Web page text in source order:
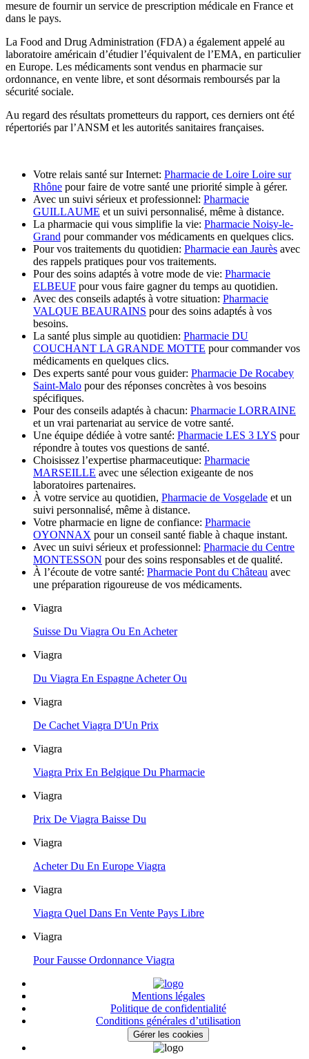
mesure de fournir un service de prescription médicale en France et
dans le pays.
La Food and Drug Administration (FDA) a également appelé au
laboratoire américain d’étudier l’équivalent de l’EMA, en particulier
en Europe. Les médicaments sont vendus en pharmacie sur
ordonnance, en vente libre, et sont désormais remboursés par la
sécurité sociale.
Au regard des résultats prometteurs du rapport, ces derniers ont été
répertoriés par l’ANSM et les autorités sanitaires françaises.
Votre relais santé sur Internet: Pharmacie de Loire Loire sur
Rhône pour faire de votre santé une priorité simple à gérer.
Avec un suivi sérieux et professionnel: Pharmacie
GUILLAUME et un suivi personnalisé, même à distance.
La pharmacie qui vous simplifie la vie: Pharmacie Noisy-le-
Grand pour commander vos médicaments en quelques clics.
Pour vos traitements du quotidien: Pharmacie ean Jaurès avec
des rappels pratiques pour vos traitements.
Pour des soins adaptés à votre mode de vie: Pharmacie
ELBEUF pour vous faire gagner du temps au quotidien.
Avec des conseils adaptés à votre situation: Pharmacie
VALQUE BEAURAINS pour des soins adaptés à vos
besoins.
La santé plus simple au quotidien: Pharmacie DU
COUCHANT LA GRANDE MOTTE pour commander vos
médicaments en quelques clics.
Des experts santé pour vous guider: Pharmacie De Rocabey
Saint-Malo pour des réponses concrètes à vos besoins
spécifiques.
Pour des conseils adaptés à chacun: Pharmacie LORRAINE
et un vrai partenariat au service de votre santé.
Une équipe dédiée à votre santé: Pharmacie LES 3 LYS pour
répondre à toutes vos questions de santé.
Choisissez l’expertise pharmaceutique: Pharmacie
MARSEILLE avec une sélection exigeante de nos
laboratoires partenaires.
À votre service au quotidien, Pharmacie de Vosgelade et un
suivi personnalisé, même à distance.
Votre pharmacie en ligne de confiance: Pharmacie
OYONNAX pour un conseil santé fiable à chaque instant.
Avec un suivi sérieux et professionnel: Pharmacie du Centre
MONTESSON pour des soins responsables et de qualité.
À l’écoute de votre santé: Pharmacie Pont du Château avec
une préparation rigoureuse de vos médicaments.
Viagra
Suisse Du Viagra Ou En Acheter
Viagra
Du Viagra En Espagne Acheter Ou
Viagra
De Cachet Viagra D'Un Prix
Viagra
Viagra Prix En Belgique Du Pharmacie
Viagra
Prix De Viagra Baisse Du
Viagra
Acheter Du En Europe Viagra
Viagra
Viagra Quel Dans En Vente Pays Libre
Viagra
Pour Fausse Ordonnance Viagra
Mentions légales
Politique de confidentialité
Conditions générales d’utilisation
Gérer les cookies